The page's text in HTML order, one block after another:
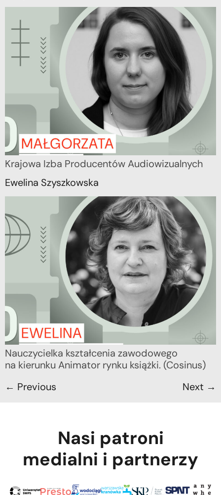
Krajowa Izba Producentów Audiowizualnych
Ewelina Szyszkowska
Nauczycielka kształcenia zawodowego
na kierunku Animator rynku książki. (Cosinus)
← Previous Next →
Nasi patroni
medialni i partnerzy